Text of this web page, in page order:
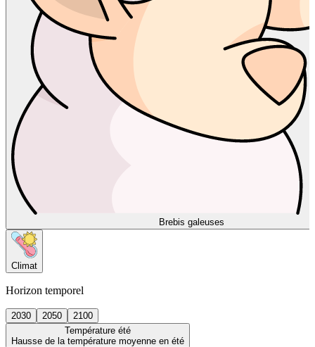
Brebis galeuses
Climat
Horizon temporel
2030 2050
2100
Température été
Hausse de la température moyenne en été